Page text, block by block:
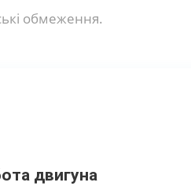
обмеження.
двигуна